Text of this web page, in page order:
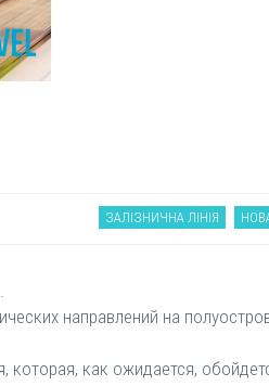
ЗАЛІЗНИЧНА ЛІНІЯ
направлений на
которая, как ожидается,